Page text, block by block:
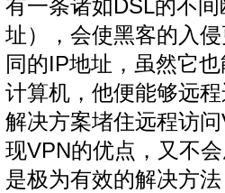
有一条诸如DSL的不
址），会使黑客的入
同的IP地址，虽然它
计算机，他便能够远
解决方案堵住远程访
现VPN的优点，又不
是极为有效的解决